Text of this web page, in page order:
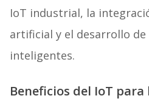
IoT industrial, la
artificial y el desarrollo de
inteligentes.
Beneficios del IoT para